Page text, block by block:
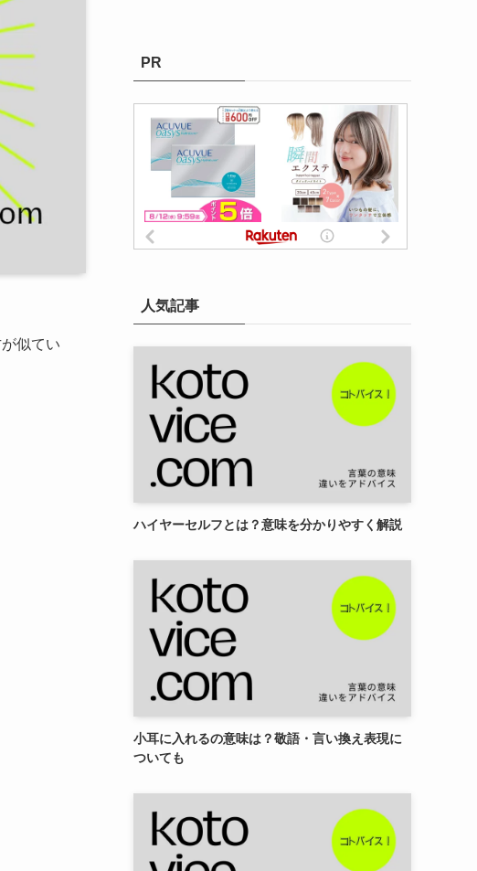
似てい
PR
人気記事
ハイヤーセルフとは？意味を分かりやすく解説
小耳に入れるの意味は？敬語・言い換え表現に
ついても